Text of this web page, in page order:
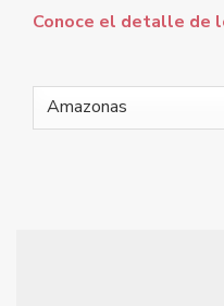
Conoce el detalle de